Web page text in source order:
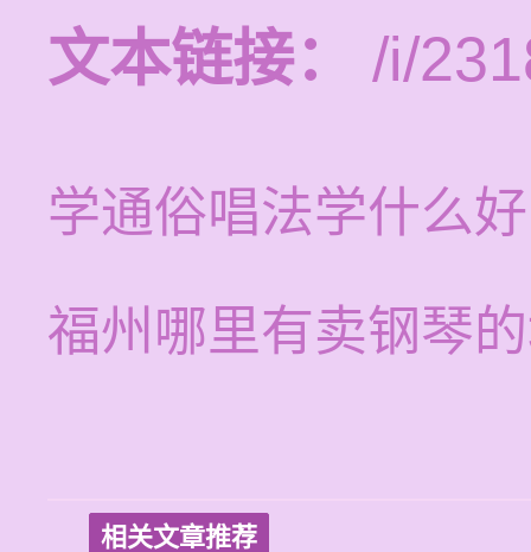
文本链接：
/i/
学通俗唱法学什么好
福州哪里有卖钢琴
相关文章推荐